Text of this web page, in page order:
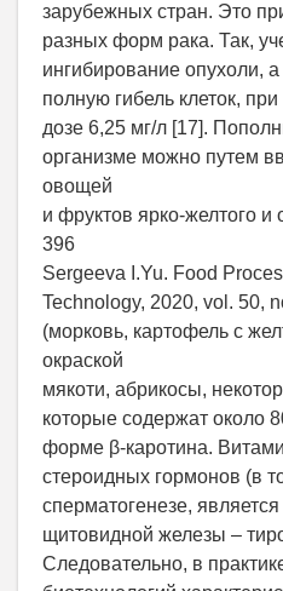
зарубежных стран. Это
разных форм рака. Так,
ингибирование опухоли,
полную гибель клеток,
дозе 6,25 мг/л [17].
организме можно путем
овощей
и фруктов ярко-желтого и
396
Sergeeva I.Yu. Food
Technology, 2020, vol. 50,
(морковь, картофель с
окраской
мякоти, абрикосы,
которые содержат около
форме β-каротина.
стероидных гормонов (в
сперматогенезе,
щитовидной железы –
Следовательно, в